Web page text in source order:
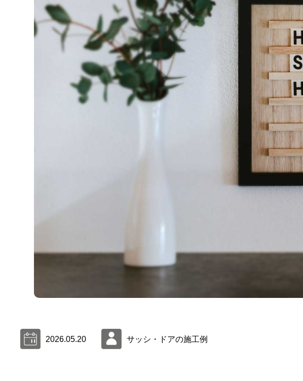
2026.05.20 サッシ・ドアの施工例